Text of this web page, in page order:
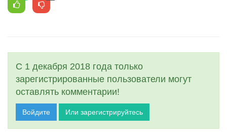
С 1 декабря 2018 года только
зарегистрированные пользователи могут
оставлять комментарии!
Войдите Или зарегистрируйтесь